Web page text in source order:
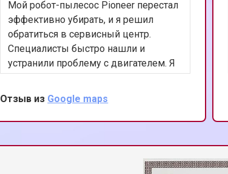
Мой робот-пылесос Pioneer перестал
эффективно убирать, и я решил
обратиться в сервисный центр.
Специалисты быстро нашли и
устранили проблему с двигателем. Я
впечатлен их вниманием к деталям и
оперативностью. Спасибо за
восстановление моего помощника в
быту!
Отзыв из Google maps